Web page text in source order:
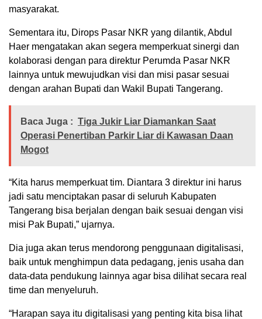
masyarakat.
Sementara itu, Dirops Pasar NKR yang dilantik, Abdul
Haer mengatakan akan segera memperkuat sinergi dan
kolaborasi dengan para direktur Perumda Pasar NKR
lainnya untuk mewujudkan visi dan misi pasar sesuai
dengan arahan Bupati dan Wakil Bupati Tangerang.
Baca Juga : Tiga Jukir Liar Diamankan Saat
Operasi Penertiban Parkir Liar di Kawasan Daan
Mogot
“Kita harus memperkuat tim. Diantara 3 direktur ini harus
jadi satu menciptakan pasar di seluruh Kabupaten
Tangerang bisa berjalan dengan baik sesuai dengan visi
misi Pak Bupati,” ujarnya.
Dia juga akan terus mendorong penggunaan digitalisasi,
baik untuk menghimpun data pedagang, jenis usaha dan
data-data pendukung lainnya agar bisa dilihat secara real
time dan menyeluruh.
“Harapan saya itu digitalisasi yang penting kita bisa lihat